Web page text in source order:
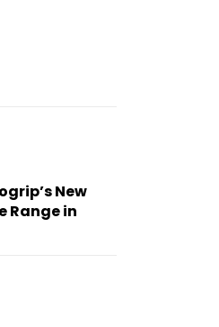
New
Range in